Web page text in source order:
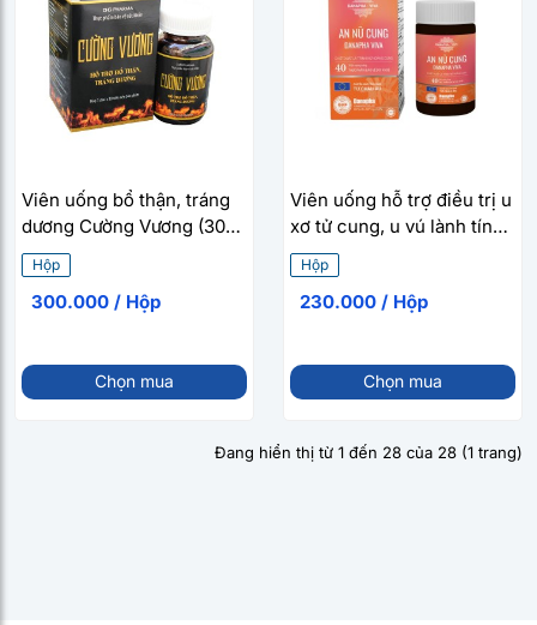
Viên uống bổ thận, tráng
dương Cường Vương (30
viên/hộp)
Hộp
300.000 / Hộp
Chọn mua
Viên uống hỗ trợ điều trị u
xơ tử cung, u vú lành tính
An Nữ Cung Danapha Viva
(40 viên/hộp)
Hộp
230.000 / Hộp
Chọn mua
Đang hiển thị từ 1 đến 28 của 28 (1 trang)